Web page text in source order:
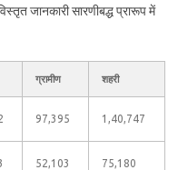
जानकारी सारणीबद्ध प्रारूप में
ग्रामीण शहरी
97,395 1,40,747
52,103 75,180